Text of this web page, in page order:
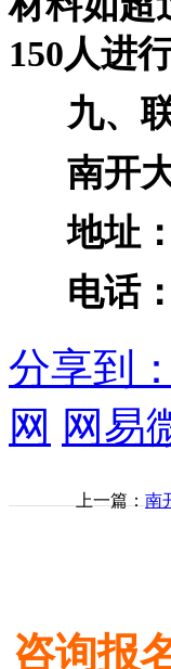
150人进
九、联
南开大
地址：
电话：
分享到：
网 网易
上一篇： 南
咨询报